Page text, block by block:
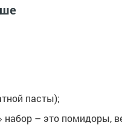
пасты);
набор – это помидоры,